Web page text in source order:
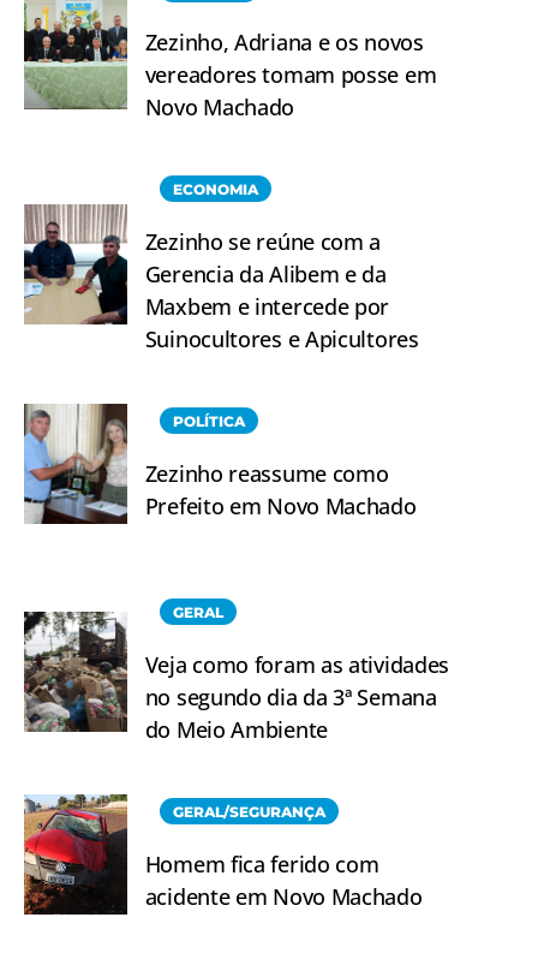
Zezinho, Adriana e os novos
vereadores tomam posse em
Novo Machado
ECONOMIA
Zezinho se reúne com a
Gerencia da Alibem e da
Maxbem e intercede por
Suinocultores e Apicultores
POLÍTICA
Zezinho reassume como
Prefeito em Novo Machado
GERAL
Veja como foram as atividades
no segundo dia da 3ª Semana
do Meio Ambiente
GERAL/SEGURANÇA
Homem fica ferido com
acidente em Novo Machado